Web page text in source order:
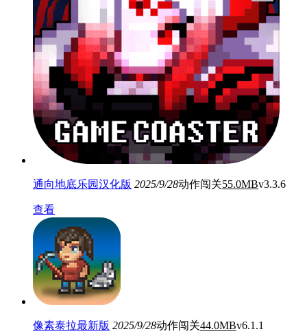
通向地底乐园汉化版 2025/9/28动作闯关55.0MBv3.3.6
查看
像素泰拉最新版 2025/9/28动作闯关44.0MBv6.1.1